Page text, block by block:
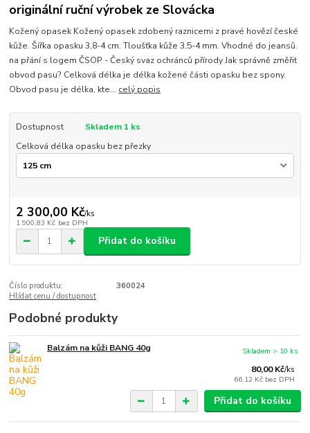
originální ruční výrobek ze Slovácka
Kožený opasek Kožený opasek zdobený raznicemi z pravé hovězí české
kůže. Šířka opasku 3,8-4 cm. Tloušťka kůže 3,5-4 mm. Vhodné do jeansů.
na přání s logem ČSOP - Český svaz ochránců přírody Jak správně změřit
obvod pasu? Celková délka je délka kožené části opasku bez spony.
Obvod pasu je délka, kte... celý popis
Dostupnost
Skladem 1 ks
Celková délka opasku bez přezky
2 300,00 Kč/ks
1 900,83 Kč bez DPH
Přidat do košíku
Číslo produktu:
360024
Hlídat cenu / dostupnost
Podobné produkty
Balzám na kůži BANG 40g
80,00 Kč/ks
66,12 Kč bez DPH
Skladem > 10 ks
Přidat do košíku